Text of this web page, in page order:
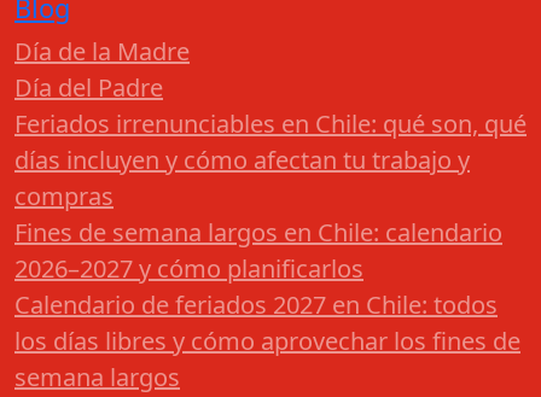
Blog
Día de la Madre
Día del Padre
Feriados irrenunciables en Chile: qué son, qué
días incluyen y cómo afectan tu trabajo y
compras
Fines de semana largos en Chile: calendario
2026–2027 y cómo planificarlos
Calendario de feriados 2027 en Chile: todos
los días libres y cómo aprovechar los fines de
semana largos